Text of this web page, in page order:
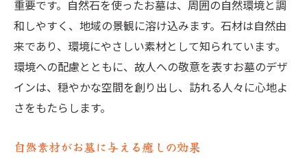
重要です。自然石を使ったお墓は、周囲の自然環境と調
和しやすく、地域の景観に溶け込みます。石材は自然由
来であり、環境にやさしい素材として知られています。
環境への配慮とともに、故人への敬意を表すお墓のデザ
インは、穏やかな空間を創り出し、訪れる人々に心地よ
さをもたらします。
自然素材がお墓に与える癒しの効果